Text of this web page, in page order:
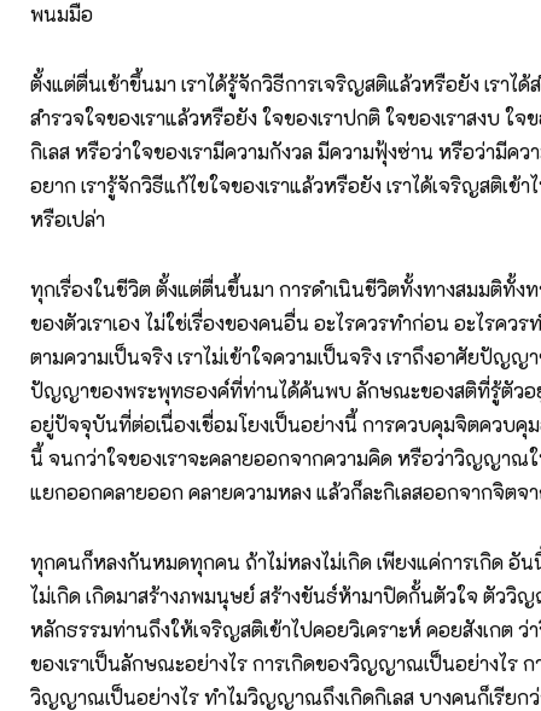
พนมมือ
ตั้งแต่ตื่นเช้าขึ้นมา เราได้รู้จักวิธีการเจริญสติแล้วหรือยัง เราได้
สำรวจใจของเราแล้วหรือยัง ใจของเราปกติ ใจของเราสงบ ใจ
กิเลส หรือว่าใจของเรามีความกังวล มีความฟุ้งซ่าน หรือว่ามีคว
อยาก เรารู้จักวิธีแก้ไขใจของเราแล้วหรือยัง เราได้เจริญสติเข้า
หรือเปล่า
ทุกเรื่องในชีวิต ตั้งแต่ตื่นขึ้นมา การดำเนินชีวิตทั้งทางสมมติทั้งท
ของตัวเราเอง ไม่ใช่เรื่องของคนอื่น อะไรควรทำก่อน อะไรควร
ตามความเป็นจริง เราไม่เข้าใจความเป็นจริง เราถึงอาศัยปัญญ
ปัญญาของพระพุทธองค์ที่ท่านได้ค้นพบ ลักษณะของสติที่รู้ตัว
อยู่ปัจจุบันที่ต่อเนื่องเชื่อมโยงเป็นอย่างนี้ การควบคุมจิตควบคุ
นี้ จนกว่าใจของเราจะคลายออกจากความคิด หรือว่าวิญญาณ
แยกออกคลายออก คลายความหลง แล้วก็ละกิเลสออกจากจิตจา
ทุกคนก็หลงกันหมดทุกคน ถ้าไม่หลงไม่เกิด เพียงแค่การเกิด อัน
ไม่เกิด เกิดมาสร้างภพมนุษย์ สร้างขันธ์ห้ามาปิดกั้นตัวใจ ตัววิ
หลักธรรมท่านถึงให้เจริญสติเข้าไปคอยวิเคราะห์ คอยสังเกต
ของเราเป็นลักษณะอย่างไร การเกิดของวิญญาณเป็นอย่างไร ก
วิญญาณเป็นอย่างไร ทำไมวิญญาณถึงเกิดกิเลส บางคนก็เรียก